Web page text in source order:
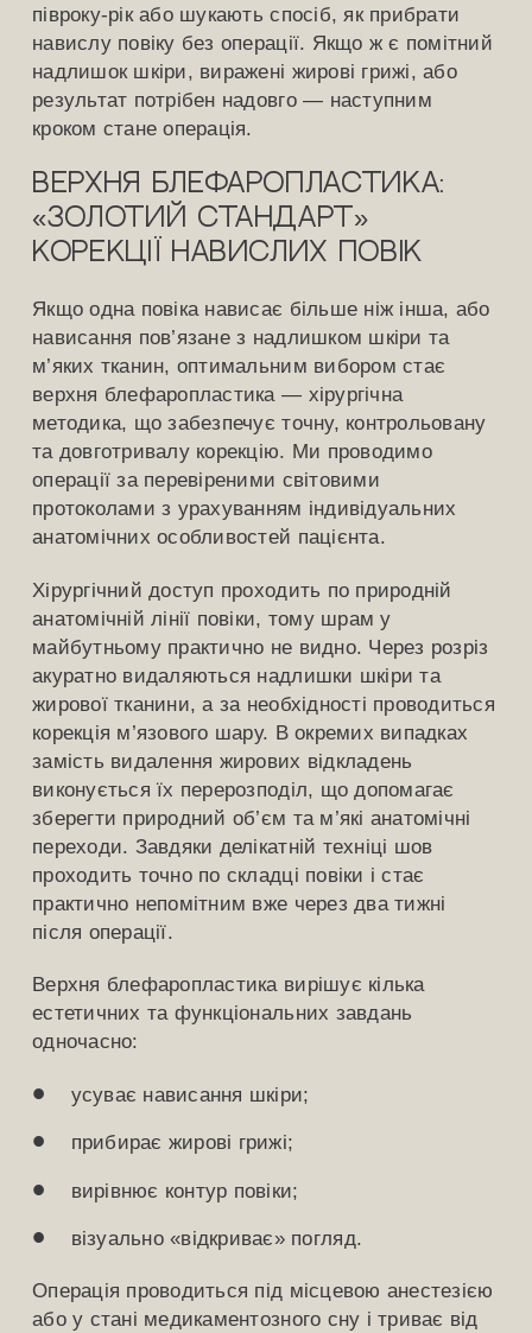
півроку-рік або шукають спосіб, як прибрати
навислу повіку без операції. Якщо ж є помітний
надлишок шкіри, виражені жирові грижі, або
результат потрібен надовго — наступним
кроком стане операція.
Верхня блефаропластика:
«золотий стандарт»
корекції навислих повік
Якщо одна повіка нависає більше ніж інша, або
нависання пов’язане з надлишком шкіри та
м’яких тканин, оптимальним вибором стає
верхня блефаропластика — хірургічна
методика, що забезпечує точну, контрольовану
та довготривалу корекцію. Ми проводимо
операції за перевіреними світовими
протоколами з урахуванням індивідуальних
анатомічних особливостей пацієнта.
Хірургічний доступ проходить по природній
анатомічній лінії повіки, тому шрам у
майбутньому практично не видно. Через розріз
акуратно видаляються надлишки шкіри та
жирової тканини, а за необхідності проводиться
корекція м’язового шару. В окремих випадках
замість видалення жирових відкладень
виконується їх перерозподіл, що допомагає
зберегти природний об’єм та м’які анатомічні
переходи. Завдяки делікатній техніці шов
проходить точно по складці повіки і стає
практично непомітним вже через два тижні
після операції.
Верхня блефаропластика вирішує кілька
естетичних та функціональних завдань
одночасно:
усуває нависання шкіри;
прибирає жирові грижі;
вирівнює контур повіки;
візуально «відкриває» погляд.
Операція проводиться під місцевою анестезією
або у стані медикаментозного сну і триває від